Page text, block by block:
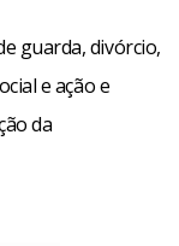
guarda, divórcio,
e ação e
da